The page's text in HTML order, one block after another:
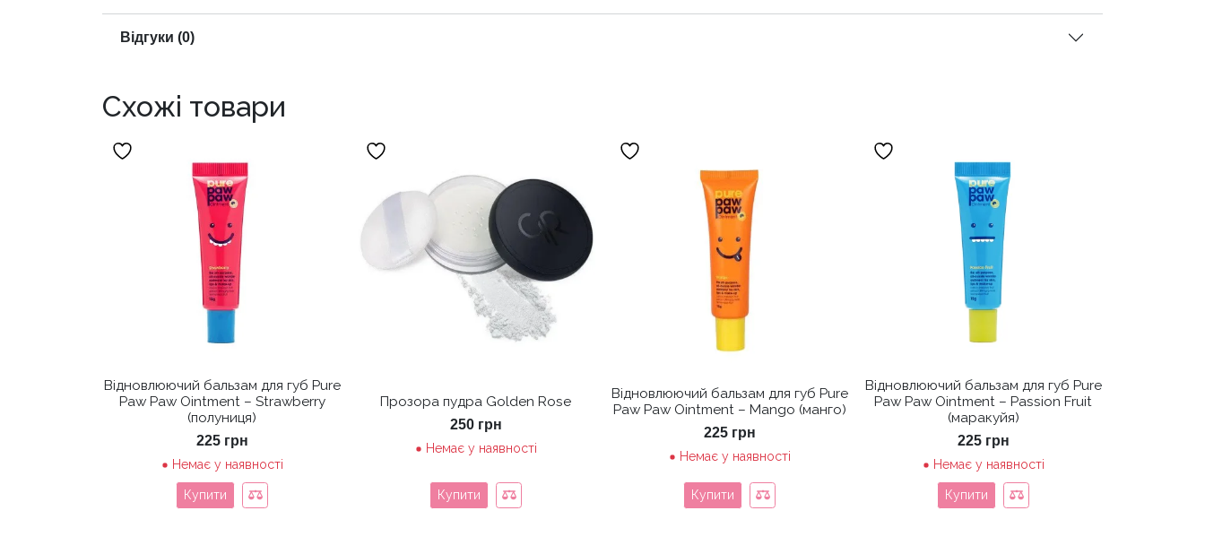
Відгуки (0)
Схожі товари
Відновлюючий бальзам для губ Pure
Paw Paw Ointment – Strawberry
(полуниця)
225 грн
Немає у наявності
Купити
Прозора пудра Golden Rose
250 грн
Немає у наявності
Купити
Відновлюючий бальзам для губ Pure
Paw Paw Ointment – Mango (манго)
225 грн
Немає у наявності
Купити
Відновлюючий бальзам для губ Pure
Paw Paw Ointment – Passion Fruit
(маракуйя)
225 грн
Немає у наявності
Купити